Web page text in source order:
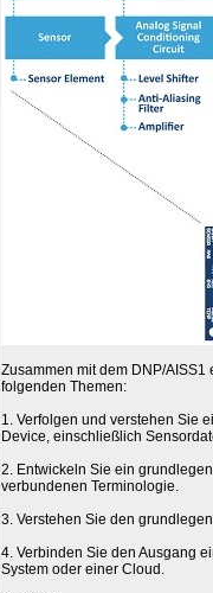
Zusammen mit dem DNP/
folgenden Themen:
1. Verfolgen und verstehen Sie
Device, einschließlich
2. Entwickeln Sie ein
verbundenen Terminologie.
3. Verstehen Sie den
4. Verbinden Sie den Ausgang
System oder einer Cloud.